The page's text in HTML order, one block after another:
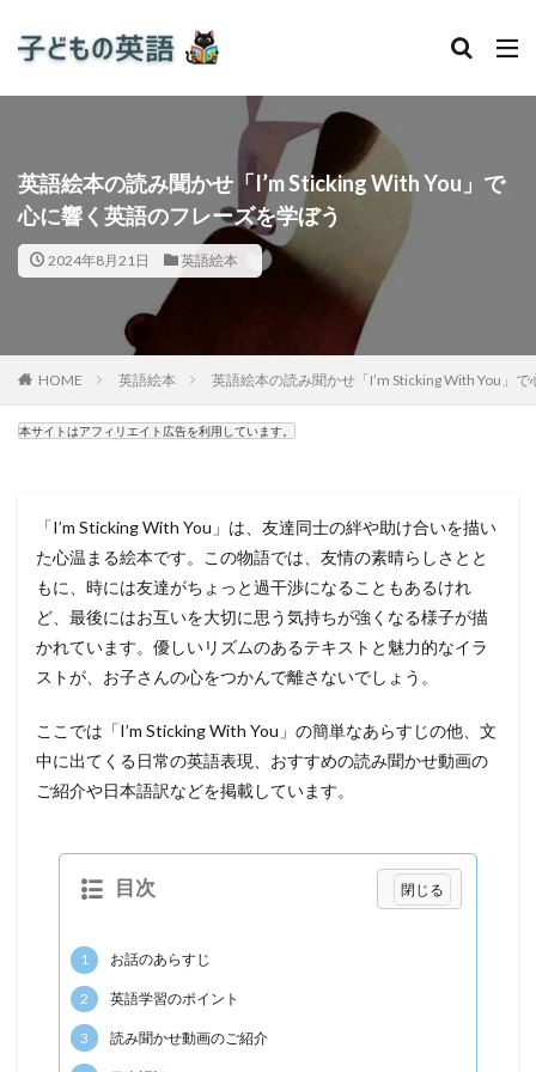
英語絵本の読み聞かせ「I’m Sticking With You」で
心に響く英語のフレーズを学ぼう
2024年8月21日 英語絵本
HOME 英語絵本 英語絵本の読み聞かせ「I’m Sticking With You」
本サイトはアフィリエイト広告を利用しています。
「I’m Sticking With You」は、友達同士の絆や助け合いを描い
た心温まる絵本です。この物語では、友情の素晴らしさとと
もに、時には友達がちょっと過干渉になることもあるけれ
ど、最後にはお互いを大切に思う気持ちが強くなる様子が描
かれています。優しいリズムのあるテキストと魅力的なイラ
ストが、お子さんの心をつかんで離さないでしょう。
ここでは「I’m Sticking With You」の簡単なあらすじの他、文
中に出てくる日常の英語表現、おすすめの読み聞かせ動画の
ご紹介や日本語訳などを掲載しています。
目次
1 お話のあらすじ
2 英語学習のポイント
3 読み聞かせ動画のご紹介